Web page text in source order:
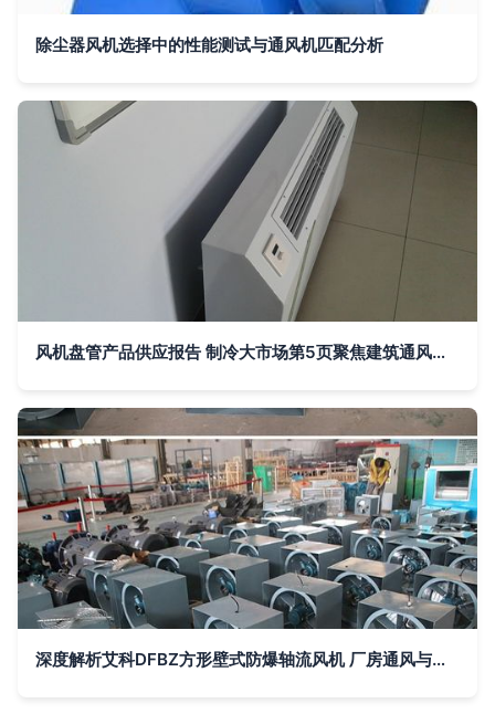
除尘器风机选择中的性能测试与通风机匹配分析
风机盘管产品供应报告 制冷大市场第5页聚焦建筑通风能效
深度解析艾科DFBZ方形壁式防爆轴流风机 厂房通风与排烟散热的得力助手